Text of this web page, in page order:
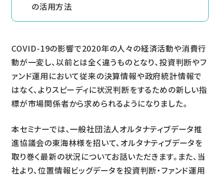
の活用方法
COVID-19の影響で2020年の人々の経済活動や消費行
動が一変し、以前とは全く違うものとなり、投資判断やフ
ァンド運用において従来の決算情報や政府統計情報で
はなく、よりスピーディに状況判断をするための新しい指
標が市場関係者から求められるようになりました。
本セミナーでは、一般社団法人オルタナティブデータ推
進協議会の東海林様を招いて、オルタナティブデータを
取り巻く最新の状況についてお話いただきます。また、当
社より、位置情報ビッグデータを投資判断・ファンド運用